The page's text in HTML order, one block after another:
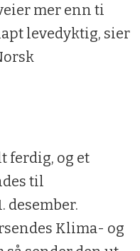
mer enn ti
levedyktig, sier
ferdig, og et
til
desember.
Klima- og